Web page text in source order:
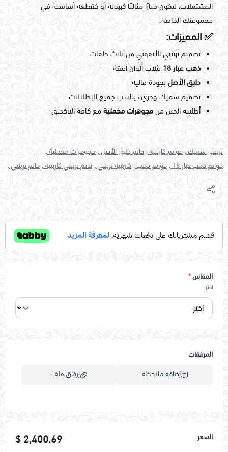
المشتملات، ليكون خيارًا مثاليًا كهدية أو كقطعة أساسية في
مجموعتك الخاصة.
✅المميزات:
تصميم ترينتي الأيقوني من ثلاث حلقات
ذهب عيار 18
بثلاث ألوان أنيقة
طبق الأصل بجودة عالية
تصميم سميك وجريء يناسب جميع الإطلالات
أطلبيه الحين منمجوهرات مخمليةمع كافة الباكجنق
ترينتي سميك , خواتم كارتييه , خاتم طبق الأصل , مجوهرات مخملية ,
خواتم ذهب عيار 18 ,
خواتم ذهب , كارتييه ترينتي , خاتم ترينتي كارتييه , خاتم ترينتي ,
المقاس*
اختر
المرفقات
إضافة ملاحظة
إرفاق ملف
السعر 2,400.69 $